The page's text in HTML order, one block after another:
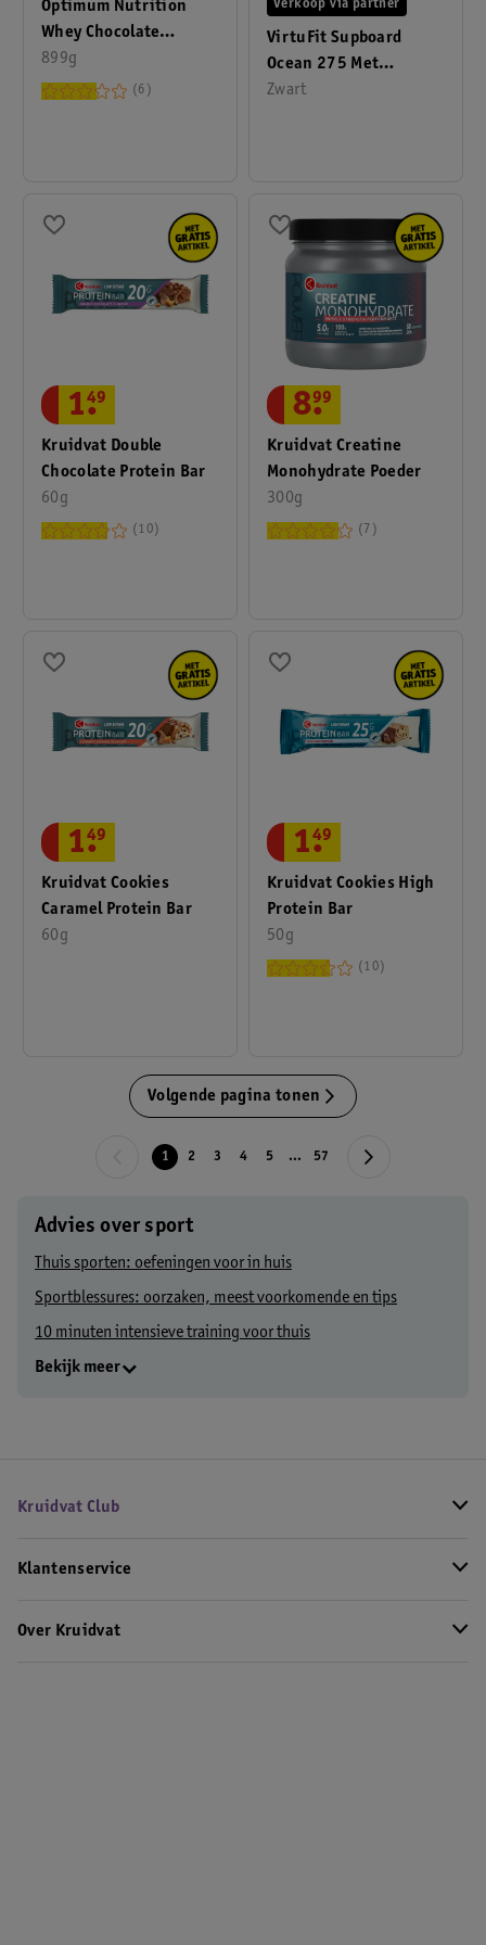
Optimum Nutrition
Whey Chocolate
Protein Powder
899g
6
VirtuFit Supboard
Ocean 275 Met
Accessoires En
Zwart
Verkoop via partner
Kruidvat Double
Chocolate Protein Bar
60g
1.
49
10
Kruidvat Creatine
Monohydrate Poeder
300g
8.
99
7
Kruidvat Cookies
Caramel Protein Bar
60g
1.
49
Kruidvat Cookies High
Protein Bar
50g
1.
49
10
Volgende pagina tonen
1 2 3 4 5 ... 57
Advies over sport
Thuis sporten: oefeningen voor in huis
Sportblessures: oorzaken, meest voorkomende en tips
10 minuten intensieve training voor thuis
Bekijk meer
Kruidvat Club
Klantenservice
Over Kruidvat